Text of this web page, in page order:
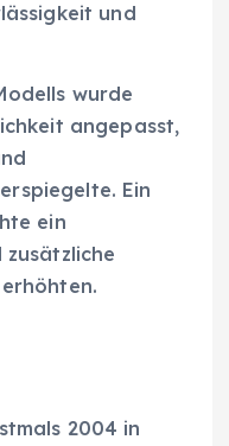
und
wurde
angepasst,
Ein
ein
2004 in